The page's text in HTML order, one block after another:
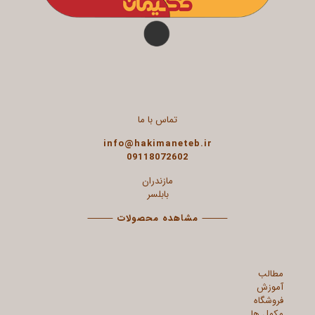
تماس با ما
info@hakimaneteb.ir
09118072602
مازندران
بابلسر
⸻ مشاهده محصولات ⸻
مطالب
آموزش
فروشگاه